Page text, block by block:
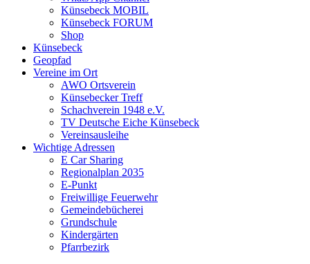
Künsebeck MOBIL
Künsebeck FORUM
Shop
Künsebeck
Geopfad
Vereine im Ort
AWO Ortsverein
Künsebecker Treff
Schachverein 1948 e.V.
TV Deutsche Eiche Künsebeck
Vereinsausleihe
Wichtige Adressen
E Car Sharing
Regionalplan 2035
E-Punkt
Freiwillige Feuerwehr
Gemeindebücherei
Grundschule
Kindergärten
Pfarrbezirk